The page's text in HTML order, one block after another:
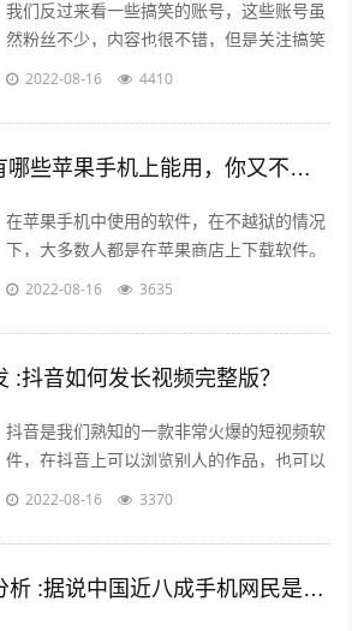
我们反过来看一些搞笑的账号，这些账号虽
然粉丝不少，内容也很不错，但是关注搞笑
账号的用户，大多数都是为了开心的，所以
2022-08-16 4410
91短视频版ios :有哪些苹果手机上能用，你又不愿意让人知道的好用的app呢？
在苹果手机中使用的软件，在不越狱的情况
下，大多数人都是在苹果商店上下载软件。
但是还有其他的方法可以让你的手机中安装
2022-08-16 3635
:抖音如何发长视频完整版？
抖音是我们熟知的一款非常火爆的短视频软
件，在抖音上可以浏览别人的作品，也可以
发布自己的作品，那么自己发布作品的时候
2022-08-16 3370
短视频用户行为分析 :据说中国近八成手机网民是短视频用户，侵权问题如何解决？